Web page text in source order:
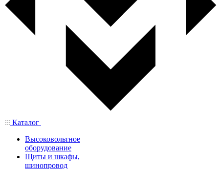
Каталог
Высоковольтное
оборудование
Щиты и шкафы,
шинопровод